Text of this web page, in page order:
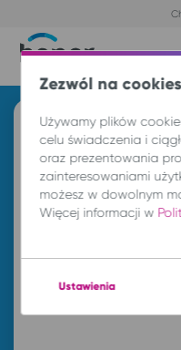
Znajdź przejazd i
Z
DO
pn. 10 sie.
Zezwól na cookies
Używamy plików
celu świadczenia i
oraz prezentowania
zainteresowaniami
możesz w dowolnym
Więcej informacji w
Ustawienia